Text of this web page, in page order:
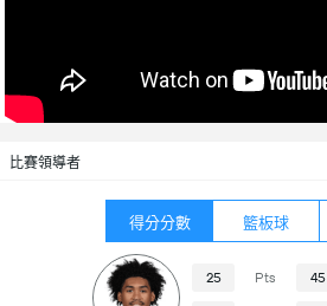
比賽領導者
得分分數 籃板球
25 Pts 45